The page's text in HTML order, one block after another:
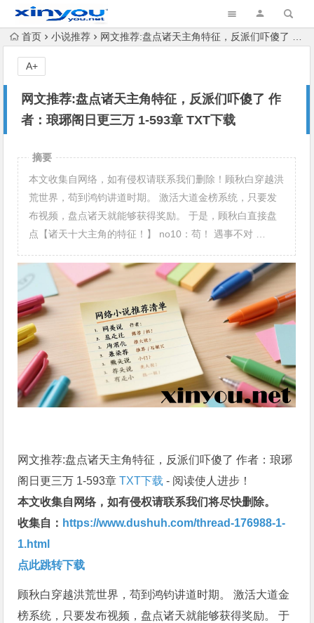
首页 小说推荐 网文推荐:盘点诸天主角特征，反派们吓傻了 作者：琅琊阁日更三万 1-593章 TXT下载
网文推荐:盘点诸天主角特征，反派们吓傻了 作
者：琅琊阁日更三万 1-593章 TXT下载
A+
摘要
本文收集自网络，如有侵权请联系我们删除！顾秋白穿越洪
荒世界，苟到鸿钧讲道时期。 激活大道金榜系统，只要发
布视频，盘点诸天就能够获得奖励。 于是，顾秋白直接盘
点【诸天十大主角的特征！】 no10：苟！ 遇事不对 …
网文推荐:盘点诸天主角特征，反派们吓傻了 作者：琅琊
阁日更三万 1-593章TXT下载 - 阅读使人进步！
本文收集自网络，如有侵权请联系我们将尽快删除。
收集自： https://www.dushuh.com/thread-176988-1-
1.html
点此跳转下载
顾秋白穿越洪荒世界，苟到鸿钧讲道时期。 激活大道金
榜系统，只要发布视频，盘点诸天就能够获得奖励。 于